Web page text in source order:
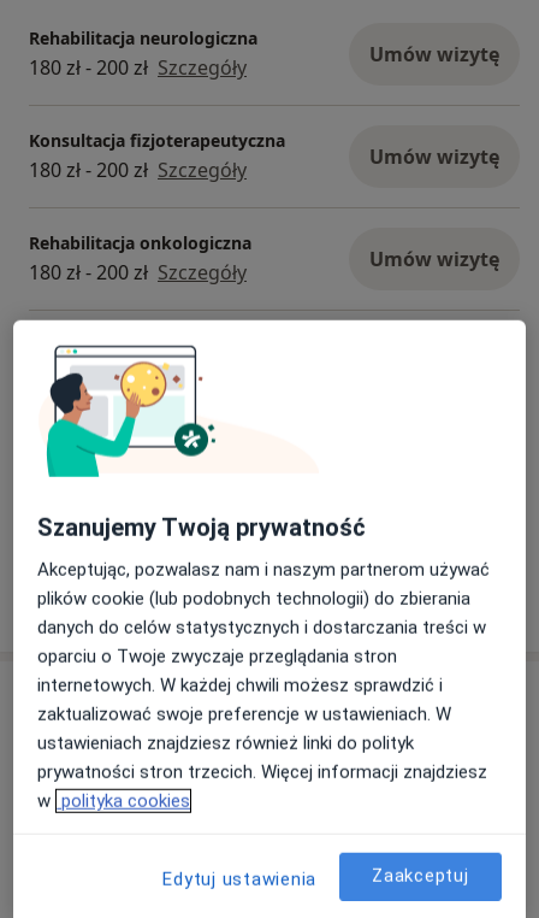
Rehabilitacja neurologiczna
180 zł - 200 zł Szczegóły Umów wizytę
Konsultacja fizjoterapeutyczna
180 zł - 200 zł Szczegóły Umów wizytę
Rehabilitacja onkologiczna
180 zł - 200 zł Szczegóły Umów wizytę
Rehabilitacja ortopedyczna
180 zł - 200 zł Szczegóły
Badania diagnostyczne
200 zł Szczegóły
+ 6 usług
W jaki sposób ustalane są ceny?
Adresy (2)
Adres 1 Adres 2
Mazowiecka 12, 78-520Złocieniec
Szanujemy Twoją prywatność
Akceptując, pozwalasz nam i naszym partnerom używać
plików cookie (lub podobnych technologii) do zbierania
danych do celów statystycznych i dostarczania treści w
oparciu o Twoje zwyczaje przeglądania stron
internetowych. W każdej chwili możesz sprawdzić i
zaktualizować swoje preferencje w ustawieniach. W
ustawieniach znajdziesz również linki do polityk
prywatności stron trzecich. Więcej informacji znajdziesz
w polityka cookies
Edytuj ustawienia Zaakceptuj